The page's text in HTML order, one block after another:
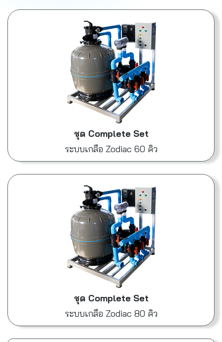
ระบบผลิตคลอรีนจากเกลือครบชุดพร้อมติด
ตั้ง ดูแลสระว่ายน้ำอัตโนมัติ ปลอดภัย
ประหยัด ด้วยเทคโนโลยี Salt Electrolysis
จาก Zodiac Australia
ชุด Complete Set
ระบบเกลือ Zodiac 60 คิว
ชุด Complete Set
ระบบเกลือ Zodiac 80 คิว